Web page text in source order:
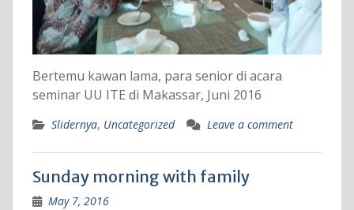
Bertemu kawan lama, para senior di acara
seminar UU ITE di Makassar, Juni 2016
Slidernya, Uncategorized Leave a comment
Sunday morning with family
May 7, 2016